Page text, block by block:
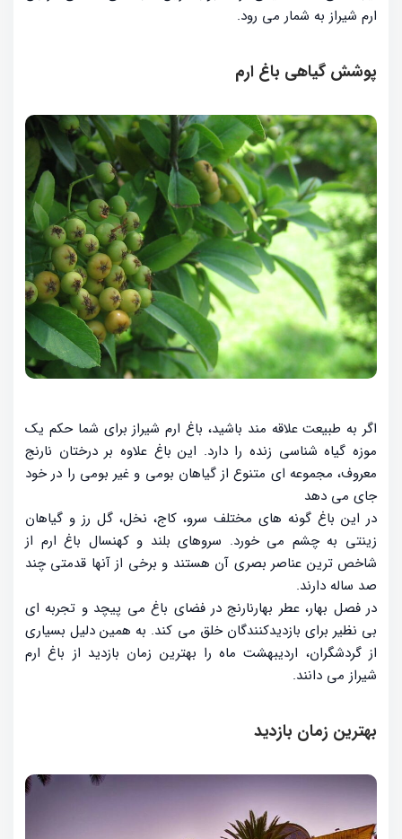
ارم شیراز به شمار می رود.
پوشش گیاهی باغ ارم
اگر به طبیعت علاقه مند باشید، باغ ارم شیراز برای شما حکم یک
موزه گیاه شناسی زنده را دارد. این باغ علاوه بر درختان نارنج
معروف، مجموعه ای متنوع از گیاهان بومی و غیر بومی را در خود
جای می دهد
در این باغ گونه های مختلف سرو، کاج، نخل، گل رز و گیاهان
زینتی به چشم می خورد. سروهای بلند و کهنسال باغ ارم از
شاخص ترین عناصر بصری آن هستند و برخی از آنها قدمتی چند
صد ساله دارند.
در فصل بهار، عطر بهارنارنج در فضای باغ می پیچد و تجربه ای
بی نظیر برای بازدیدکنندگان خلق می کند. به همین دلیل بسیاری
از گردشگران، اردیبهشت ماه را بهترین زمان بازدید از باغ ارم
شیراز می دانند.
بهترین زمان بازدید